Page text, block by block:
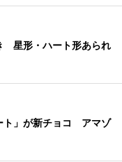
星形・ハート形あられ
ト」が新チョコ アマゾ